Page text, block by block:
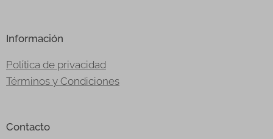
Información
Política de privacidad
Términos y Condiciones
Contacto